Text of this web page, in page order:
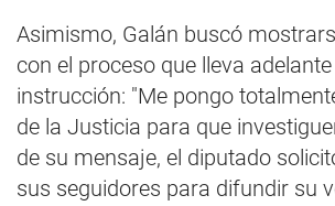
Asimismo, Galán buscó
con el proceso que lleva
instrucción: "Me pongo
de la Justicia para que
de su mensaje, el diputado
sus seguidores para difundir su